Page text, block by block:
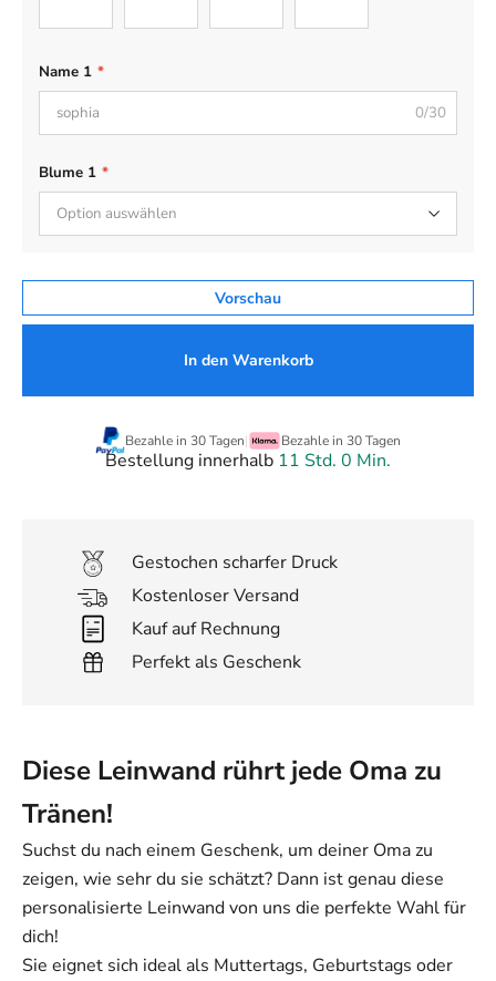
Name 1 *
0/30
Blume 1 *
Option auswählen
Vorschau
In den Warenkorb
Bezahle in 30 Tagen| Bezahle in 30 Tagen
Bestellung innerhalb 11 Std. 0 Min.
Gestochen scharfer Druck
Kostenloser Versand
Kauf auf Rechnung
Perfekt als Geschenk
Diese Leinwand rührt jede Oma zu
Tränen!
Suchst du nach einem Geschenk, um deiner Oma zu
zeigen, wie sehr du sie schätzt? Dann ist genau diese
personalisierte Leinwand von uns die perfekte Wahl für
dich!
Sie eignet sich ideal als Muttertags, Geburtstags oder